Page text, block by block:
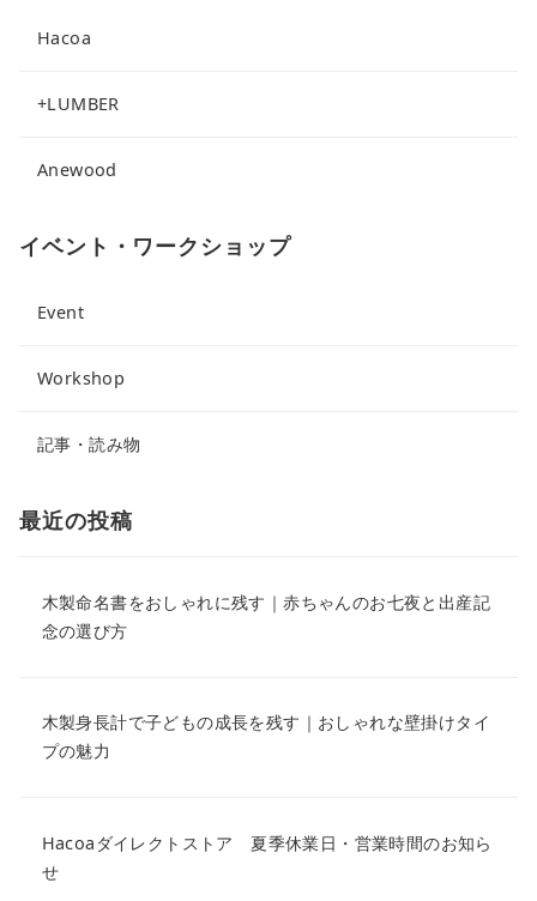
Hacoa
+LUMBER
Anewood
イベント・ワークショップ
Event
Workshop
記事・読み物
最近の投稿
木製命名書をおしゃれに残す｜赤ちゃんのお七夜と出産記
念の選び方
木製身長計で子どもの成長を残す｜おしゃれな壁掛けタイ
プの魅力
Hacoaダイレクトストア 夏季休業日・営業時間のお知ら
せ